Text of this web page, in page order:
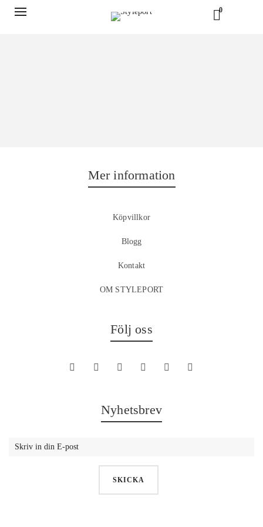
0
Mer information
Köpvillkor
Blogg
Kontakt
OM STYLEPORT
Följ oss
Nyhetsbrev